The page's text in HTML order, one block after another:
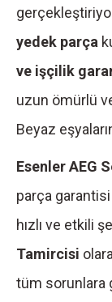
yedek parça
ve işçilik
uzun ömürlü
Beyaz
Esenler AEG
parça
hızlı ve etkili
Tamircisi
tüm sorunlara